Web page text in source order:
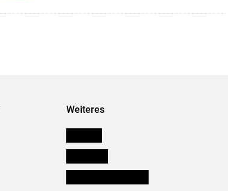
Weiteres